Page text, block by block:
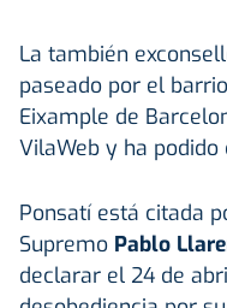
La también
paseado por el
Eixample de
VilaWeb y ha
Ponsatí está citada
Supremo Pablo
declarar el 24 de